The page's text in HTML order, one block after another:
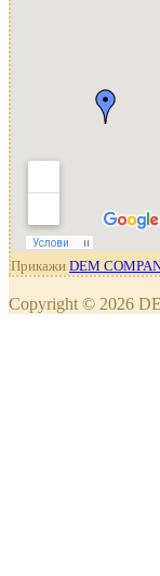
Прикажи DEM
Copyright © 2026